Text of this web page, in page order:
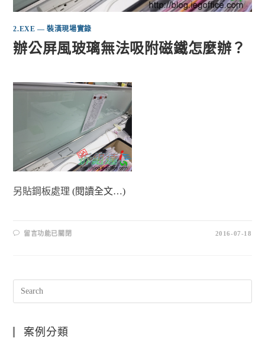
2.EXE — 裝潢現場實錄
辦公屏風玻璃無法吸附磁鐵怎麼辦？
另貼鋼板處理(閱讀全文…)
留言功能已關閉 2016-07-18
案例分類